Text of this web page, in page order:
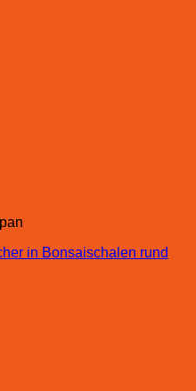
in Bonsaischalen rund